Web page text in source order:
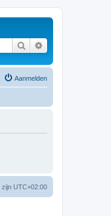
Zoek
Aanmelden
zijn UTC+02:00